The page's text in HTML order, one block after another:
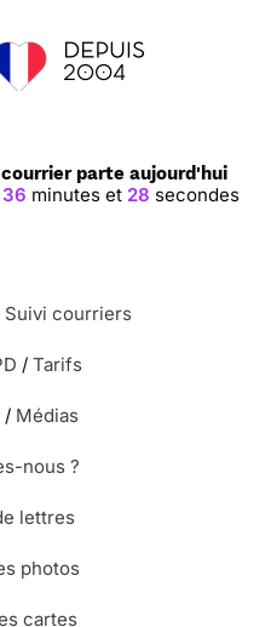
courrier parte aujourd'hui
36 minutes et 27 secondes
Suivi courriers
/ Tarifs
/ Médias
nous ?
lettres
photos
cartes